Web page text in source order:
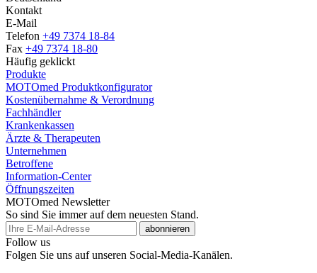
Kontakt
E-Mail
Telefon +49 7374 18-84
Fax +49 7374 18-80
Häufig geklickt
Produkte
MOTOmed Produktkonfigurator
Kostenübernahme & Verordnung
Fachhändler
Krankenkassen
Ärzte & Therapeuten
Unternehmen
Betroffene
Information-Center
Öffnungszeiten
MOTOmed Newsletter
So sind Sie immer auf dem neuesten Stand.
abonnieren
Follow us
Folgen Sie uns auf unseren Social-Media-Kanälen.